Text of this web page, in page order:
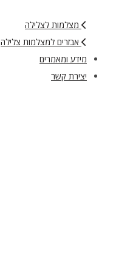
מצלמות לצלילה
אבזרים למצלמות צלילה
מידע ומאמרים
יצירת קשר